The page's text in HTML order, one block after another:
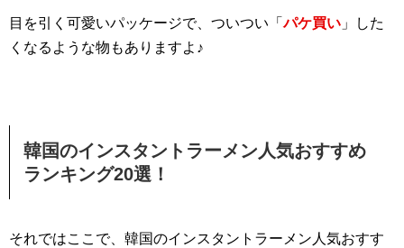
目を引く可愛いパッケージで、ついつい「パケ買い 」した
くなるような物もありますよ♪
韓国のインスタントラーメン人気おすすめ
ランキング20選！
それではここで、韓国のインスタントラーメン人気おすす